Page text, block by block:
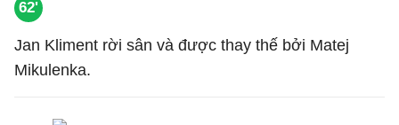
62'
Jan Kliment rời sân và được thay thế bởi Matej
Mikulenka.